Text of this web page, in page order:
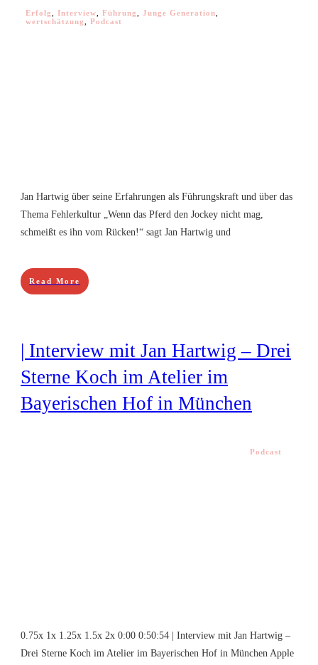
Erfolg Interview Führung Junge Generation
wertschätzung
Podcast
Jan Hartwig über seine ​Erfahrungen als Führungskraft und über das
Thema Fehlerkultur „Wenn das Pferd den Jockey nicht mag,
schmeißt es ihn vom Rücken!“ sagt Jan Hartwig und
Read More
| Interview mit Jan Hartwig – Drei
Sterne Koch im Atelier im
Bayerischen Hof in München
Podcast
0.75x 1x 1.25x 1.5x 2x 0:00 0:50:54 | Interview mit Jan Hartwig –
Drei Sterne Koch im Atelier im Bayerischen Hof in München Apple